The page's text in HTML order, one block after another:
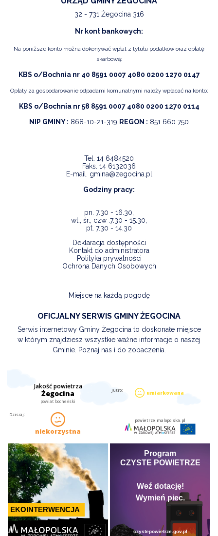
32 - 731 Żegocina 316
Nr kont bankowych:
Na poniższe konto można dokonywać wpłat z tytułu podatków oraz opłatę
skarbową:
KBS o/Bochnia nr 40 8591 0007 4080 0200 1270 0147
Opłaty za gospodarowanie odpadami komunalnymi należy wpłacać na konto:
KBS o/Bochnia nr 58 8591 0007 4080 0200 1270 0114
NIP GMINY : 868-10-21-319 REGON : 851 660 750
Tel. 14 6484520
Faks. 14 6132036
E-mail. gmina@zegocina.pl
Godziny pracy:
pn. 7.30 - 16.30,
wt., śr., czw .7.30 - 15.30,
pt. 7.30 - 14.30
Deklaracja dostępności
Kontakt do administratora
Polityka prywatności
Ochrona Danych Osobowych
Miejsce na każdą pogodę
OFICJALNY SERWIS GMINY ŻEGOCINA
Serwis internetowy Gminy Żegocina to doskonałe miejsce
w którym znajdziesz wszystkie ważne informacje o naszej
Gminie. Poznaj nas i do zobaczenia.